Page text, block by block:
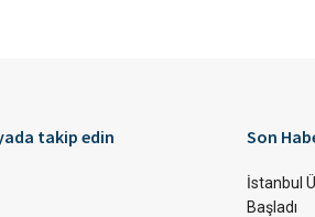
takip edin Son
İstanbul
Başladı